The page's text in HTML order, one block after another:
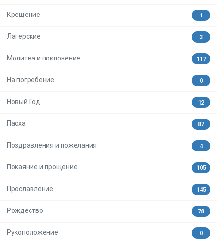
Крещение 1
Лагерские 3
Молитва и поклонение 117
На погребение 0
Новый Год 12
Пасха 87
Поздравления и пожелания 4
Покаяние и прощение 105
Прославление 145
Рождество 78
Рукоположение 0